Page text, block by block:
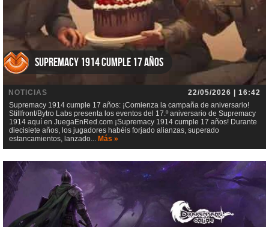
Supremacy 1914 cumple 17 años
NOTICIAS
22/05/2026 | 16:42
Supremacy 1914 cumple 17 años: ¡Comienza la campaña de aniversario!
Stillfront/Bytro Labs presenta los eventos del 17.º aniversario de Supremacy
1914 aquí en JuegaEnRed.com ¡Supremacy 1914 cumple 17 años! Durante
diecisiete años, los jugadores habéis forjado alianzas, superado
estancamientos, lanzado... Más »